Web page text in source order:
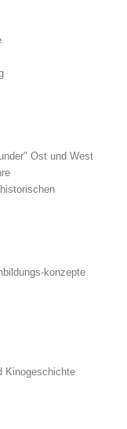
Ost und West
konzepte
Kinogeschichte